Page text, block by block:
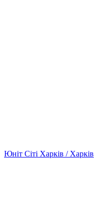
Юніт Сіті Харків / Харків